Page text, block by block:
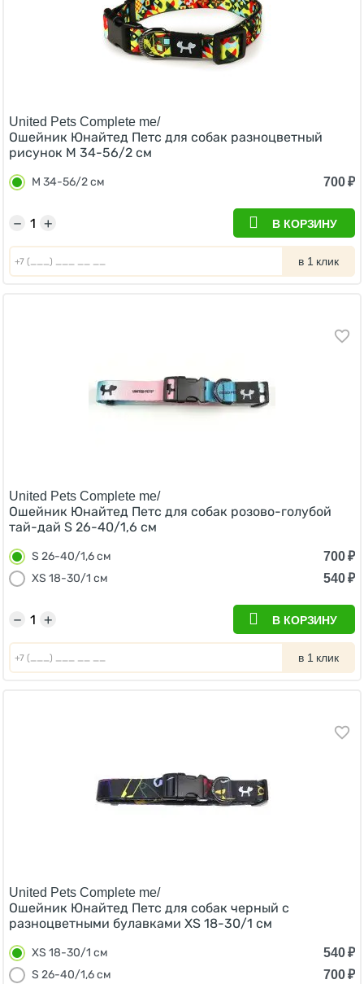
United Pets Complete me/
Ошейник Юнайтед Петс для собак разноцветный
рисунок M 34-56/2 см
M 34-56/2 см 700₽
+
− В КОРЗИНУ
в 1 клик
United Pets Complete me/
Ошейник Юнайтед Петс для собак розово-голубой
тай-дай S 26-40/1,6 см
S 26-40/1,6 см 700₽
XS 18-30/1 см
540₽
+
− В КОРЗИНУ
в 1 клик
United Pets Complete me/
Ошейник Юнайтед Петс для собак черный с
разноцветными булавками XS 18-30/1 см
XS 18-30/1 см 540₽
S 26-40/1,6 см
700₽